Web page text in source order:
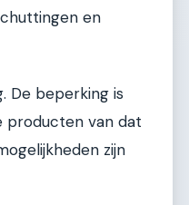
en
De beperking is
producten van dat
zijn